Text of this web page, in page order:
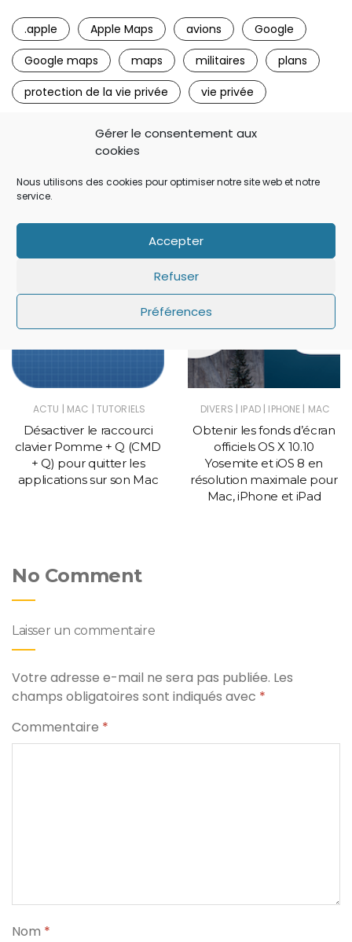
Gérer le consentement aux
cookies
Nous utilisons des cookies pour optimiser notre site web et notre
service.
Accepter
Refuser
Préférences
.apple Apple Maps avions
Google
Google maps
maps militaires
plans
protection de la vie privée
vie privée
Pour Continuer....
ACTU | MAC | TUTORIELS
Désactiver le raccourci
clavier Pomme + Q (CMD
+ Q) pour quitter les
applications sur son Mac
DIVERS | IPAD | IPHONE | MAC
Obtenir les fonds d’écran
officiels OS X 10.10
Yosemite et iOS 8 en
résolution maximale pour
Mac, iPhone et iPad
No Comment
Laisser un commentaire
Votre adresse e-mail ne sera pas publiée. Les
champs obligatoires sont indiqués avec *
Commentaire *
Nom *